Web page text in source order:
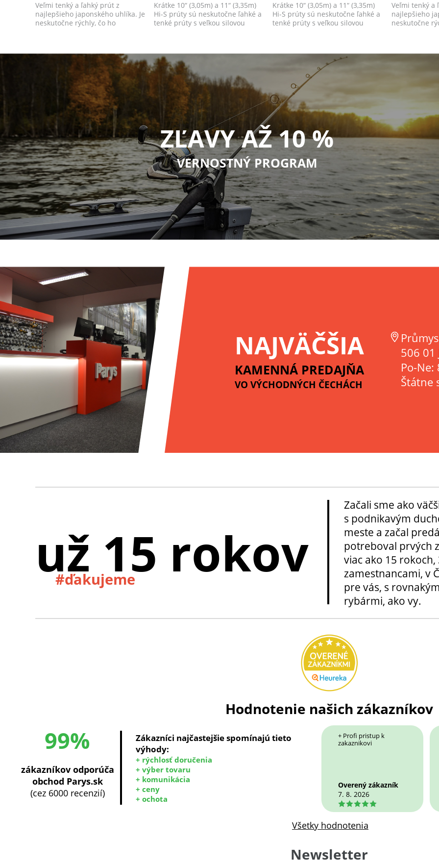
Veľmi tenký a ľahký prút z
najlepšieho japonského uhlíka. Je
neskutočne rýchly, čo ho
Krátke 10“ (3,05m) a 11“ (3,35m)
Hi-S prúty sú neskutočne ľahké a
tenké prúty s veľkou silovou
Krátke 10“ (3,05m) a 11“ (3,35m)
Hi-S prúty sú neskutočne ľahké a
tenké prúty s veľkou silovou
Veľmi tenký a
najlepšieho
neskutočne
ZĽAVY AŽ 10 %
VERNOSTNÝ PROGRAM
NAJVÄČŠIA
KAMENNÁ PREDAJŇA
VO VÝCHODNÝCH ČECHÁCH
506 01
Po-Ne:
Štátne
už 15 rokov
#ďakujeme
Začali sme ako
s podnikavým
meste a začal
potreboval prvých
viac ako 15 rokoch,
zamestnancami, v
pre vás, s
rybármi, ako vy.
Hodnotenie našich zákazníkov
99%
zákazníkov odporúča
obchod Parys.sk
(cez 6000 recenzií)
Zákazníci najčastejšie spomínajú tieto
výhody:
+ rýchlosť doručenia
+ výber tovaru
+ komunikácia
+ ceny
+ ochota
+ Profi pristup k
zakaznikovi
Overený zákazník
7. 8. 2026
5
Všetky hodnotenia
Newsletter